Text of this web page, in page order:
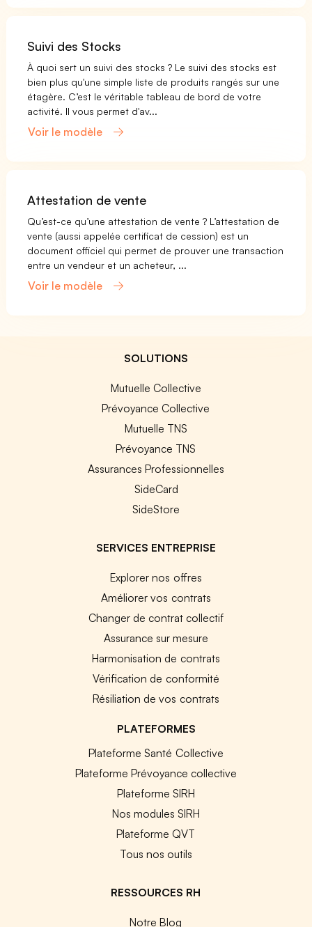
Suivi des Stocks
À quoi sert un suivi des stocks ? Le suivi des stocks est
bien plus qu'une simple liste de produits rangés sur une
étagère. C’est le véritable tableau de bord de votre
activité. Il vous permet d'av...
Voir le modèle
Attestation de vente
Qu’est-ce qu’une attestation de vente ? L’attestation de
vente (aussi appelée certificat de cession) est un
document officiel qui permet de prouver une transaction
entre un vendeur et un acheteur, ...
Voir le modèle
SOLUTIONS
Mutuelle Collective
Prévoyance Collective
Mutuelle TNS
Prévoyance TNS
Assurances Professionnelles
SideCard
SideStore
SERVICES ENTREPRISE
Explorer nos offres
Améliorer vos contrats
Changer de contrat collectif
Assurance sur mesure
Harmonisation de contrats
Vérification de conformité
Résiliation de vos contrats
PLATEFORMES
Plateforme Santé Collective
Plateforme Prévoyance collective
Plateforme SIRH
Nos modules SIRH
Plateforme QVT
Tous nos outils
RESSOURCES RH
Notre Blog